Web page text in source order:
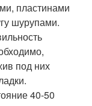
пластинами
шурупами.
под них
40-50